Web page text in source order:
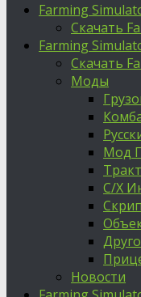
Farming
Скачать
Farming
Скачать
Моды
Мод
С/Х
Новости